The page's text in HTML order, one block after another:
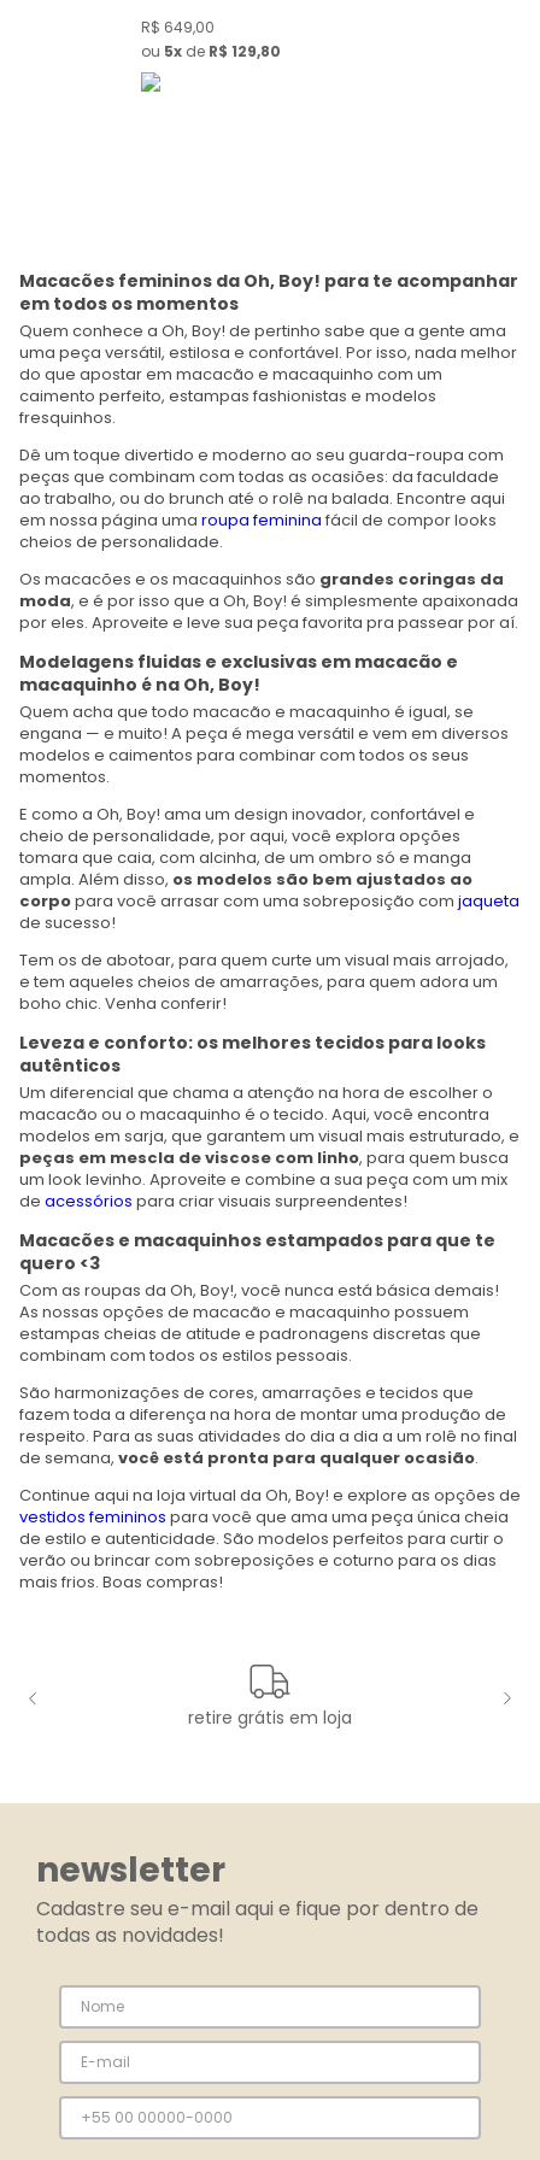
R$ 649,00
ou 5 de R$ 129,80
Macacões femininos da Oh, Boy! para te acompanhar
em todos os momentos
Quem conhece a Oh, Boy! de pertinho sabe que a gente ama
uma peça versátil, estilosa e confortável. Por isso, nada melhor
do que apostar em macacão e macaquinho com um
caimento perfeito, estampas fashionistas e modelos
fresquinhos.
Dê um toque divertido e moderno ao seu guarda-roupa com
peças que combinam com todas as ocasiões: da faculdade
ao trabalho, ou do brunch até o rolê na balada. Encontre aqui
em nossa página uma roupa feminina fácil de compor looks
cheios de personalidade.
Os macacões e os macaquinhos são grandes coringas da
moda, e é por isso que a Oh, Boy! é simplesmente apaixonada
por eles. Aproveite e leve sua peça favorita pra passear por aí.
Modelagens fluidas e exclusivas em macacão e
macaquinho é na Oh, Boy!
Quem acha que todo macacão e macaquinho é igual, se
engana — e muito! A peça é mega versátil e vem em diversos
modelos e caimentos para combinar com todos os seus
momentos.
E como a Oh, Boy! ama um design inovador, confortável e
cheio de personalidade, por aqui, você explora opções
tomara que caia, com alcinha, de um ombro só e manga
ampla. Além disso, os modelos são bem ajustados ao
corpopara você arrasar com uma sobreposição com jaqueta
de sucesso!
Tem os de abotoar, para quem curte um visual mais arrojado,
e tem aqueles cheios de amarrações, para quem adora um
boho chic. Venha conferir!
Leveza e conforto: os melhores tecidos para looks
autênticos
Um diferencial que chama a atenção na hora de escolher o
macacão ou o macaquinho é o tecido. Aqui, você encontra
modelos em sarja, que garantem um visual mais estruturado, e
peças em mescla de viscose com linho, para quem busca
um look levinho. Aproveite e combine a sua peça com um mix
de acessórios para criar visuais surpreendentes!
Macacões e macaquinhos estampados para que te
quero <3
Com as roupas da Oh, Boy!, você nunca está básica demais!
As nossas opções de macacão e macaquinho possuem
estampas cheias de atitude e padronagens discretas que
combinam com todos os estilos pessoais.
São harmonizações de cores, amarrações e tecidos que
fazem toda a diferença na hora de montar uma produção de
respeito. Para as suas atividades do dia a dia a um rolê no final
de semana, você está pronta para qualquer ocasião.
Continue aqui na loja virtual da Oh, Boy! e explore as opções de
vestidos femininos para você que ama uma peça única cheia
de estilo e autenticidade. São modelos perfeitos para curtir o
verão ou brincar com sobreposições e coturno para os dias
mais frios. Boas compras!
retire grátis em loja
newsletter
Cadastre seu e-mail aqui e fique por dentro de
todas as novidades!